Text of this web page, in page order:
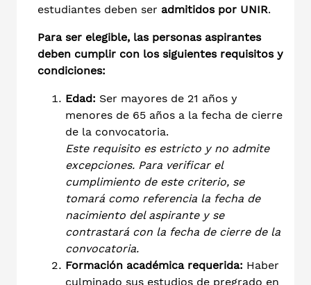
estudiantes deben ser admitidos por UNIR.
Para ser elegible, las personas aspirantes
deben cumplir con los siguientes requisitos y
condiciones:
Edad: Ser mayores de 21 años y
menores de 65 años a la fecha de cierre
de la convocatoria.
Este requisito es estricto y no admite
excepciones. Para verificar el
cumplimiento de este criterio, se
tomará como referencia la fecha de
nacimiento del aspirante y se
contrastará con la fecha de cierre de la
convocatoria.
Formación académica requerida: Haber
culminado sus estudios de pregrado en